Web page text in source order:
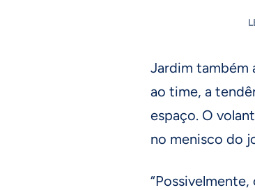
Jardim também
ao time, a
espaço. O
no menisco do